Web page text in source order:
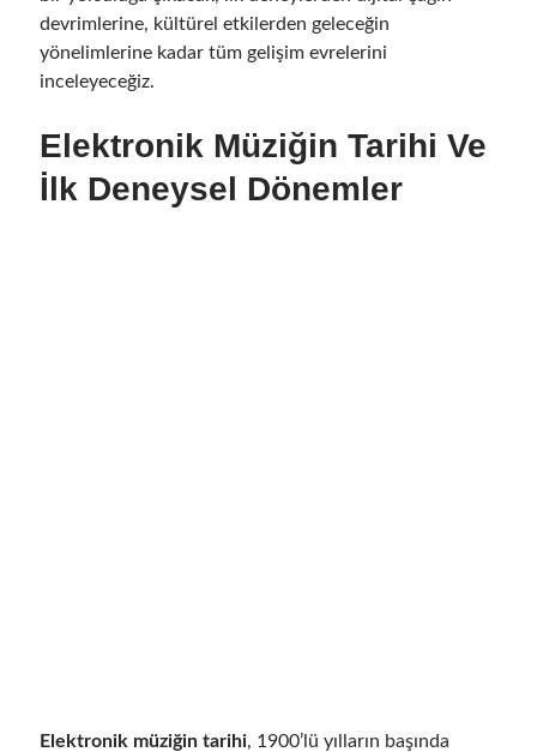
devrimlerine, kültürel etkilerden geleceğin
yönelimlerine kadar tüm gelişim evrelerini
inceleyeceğiz.
Elektronik Müziğin Tarihi Ve
İlk Deneysel Dönemler
Elektronik müziğin tarihi, 1900’lü yılların başında